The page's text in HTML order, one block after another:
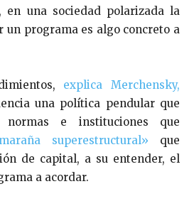
en una sociedad polarizada la
un programa es algo concreto a
explica Merchensky,
una política pendular que
e instituciones que
superestructural» que
de capital, a su entender, el
a acordar.